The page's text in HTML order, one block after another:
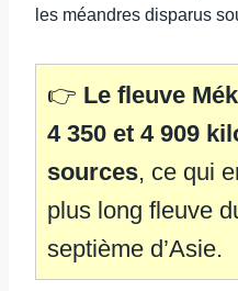
les méandres disparus
👉 Le fleuve
4 350 et 4 909
sources, ce qui
plus long fleuve
septième d’Asie.